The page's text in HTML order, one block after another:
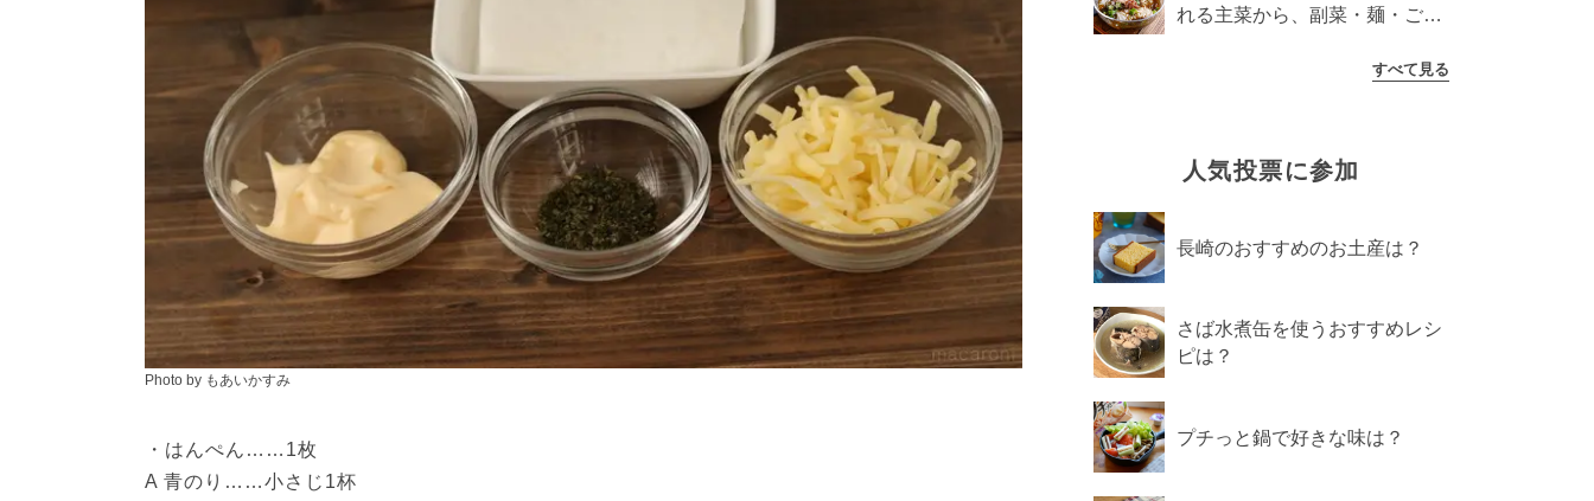
Photo by もあいかすみ
・はんぺん……1枚
A 青のり……小さじ1杯
れる主菜から、副菜・麺・ごは
すべて見る
人気投票に参加
長崎のおすすめのお土産は？
さば水煮缶を使うおすすめレシ
ピは？
プチっと鍋で好きな味は？